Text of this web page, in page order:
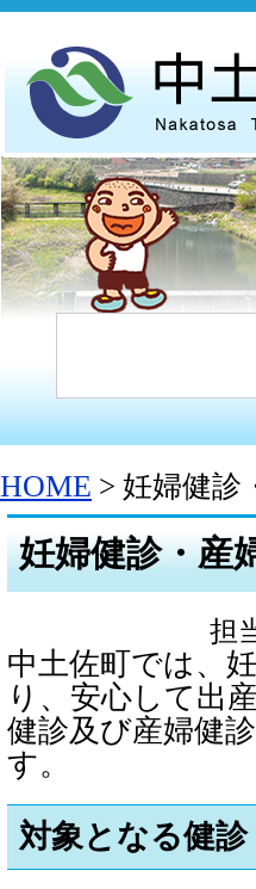
HOME > 妊婦健診
妊婦健診・産
担
中土佐町では、
り、安心して出
健診及び産婦健
す。
対象となる健診